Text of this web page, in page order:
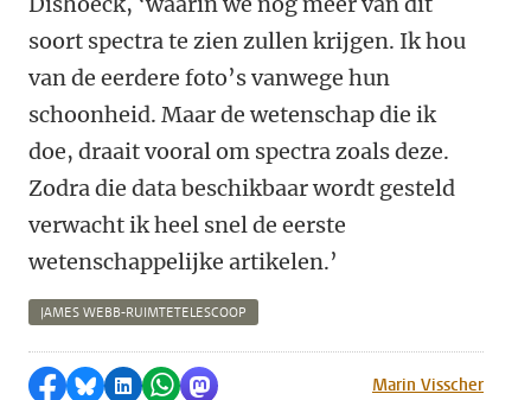
soort spectra te zien zullen krijgen. Ik hou
van de eerdere foto’s vanwege hun
schoonheid. Maar de wetenschap die ik
doe, draait vooral om spectra zoals deze.
Zodra die data beschikbaar wordt gesteld
verwacht ik heel snel de eerste
wetenschappelijke artikelen.’
JAMES WEBB-RUIMTETELESCOOP
Delen op Facebook
Delen via Bluesky
Delen op LinkedIn
Delen via WhatsApp
Delen via MastodonMarin Visscher